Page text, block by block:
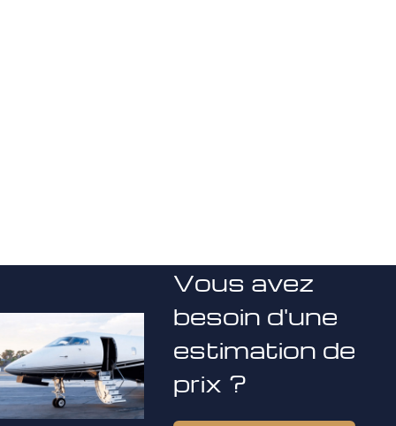
Vous avez
besoin d'une
estimation de
prix ?